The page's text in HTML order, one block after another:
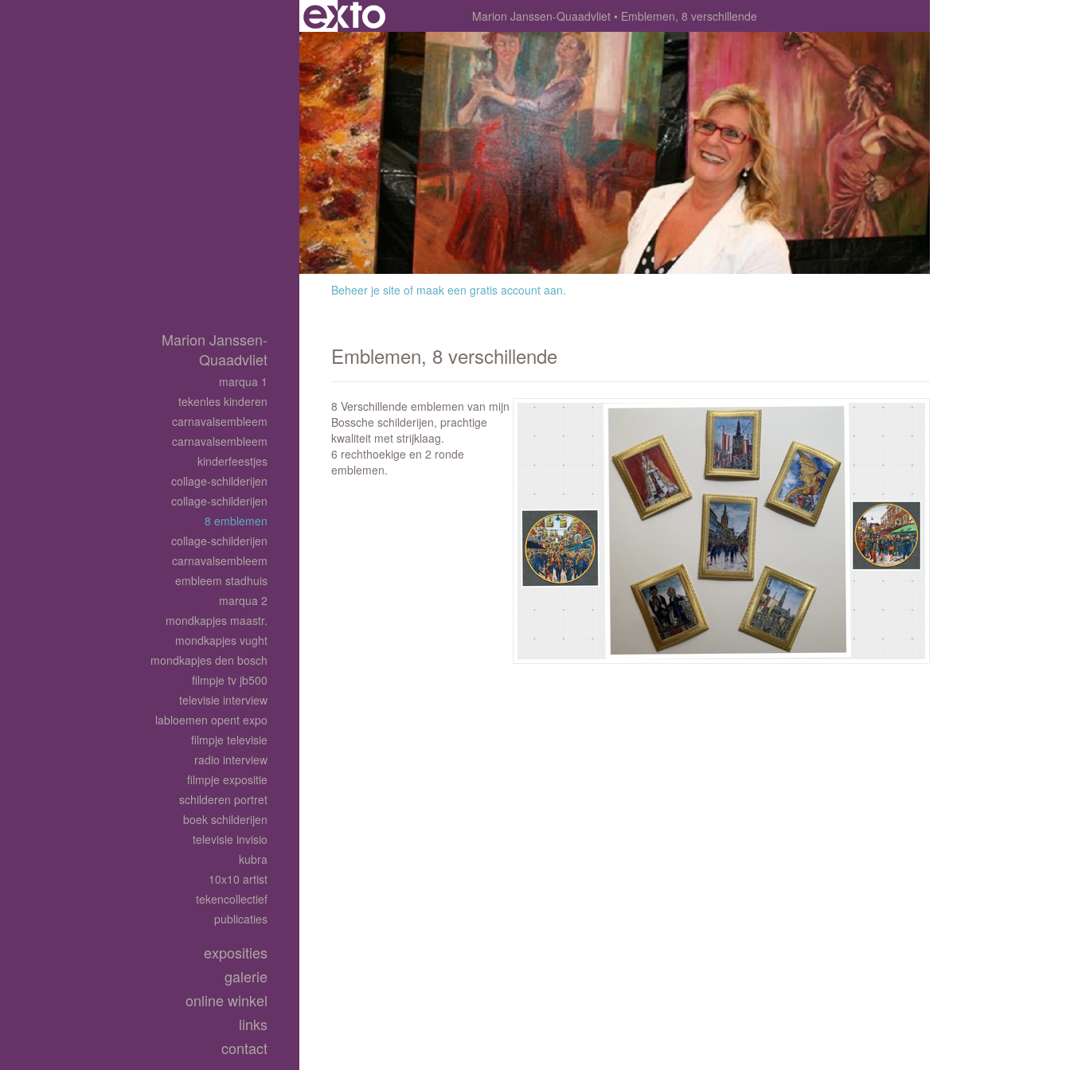
Marion Janssen-Quaadvliet Emblemen, 8 verschillende
Beheer je site of maak een gratis account aan.
Emblemen, 8 verschillende
8 Verschillende emblemen van mijn
Bossche schilderijen, prachtige
kwaliteit met strijklaag.
6 rechthoekige en 2 ronde
emblemen.
Marion Janssen-
Quaadvliet
marqua 1
tekenles kinderen
carnavalsembleem
carnavalsembleem
kinderfeestjes
collage-schilderijen
collage-schilderijen
8 emblemen
collage-schilderijen
carnavalsembleem
embleem stadhuis
marqua 2
mondkapjes maastr.
mondkapjes vught
mondkapjes den bosch
filmpje tv jb500
televisie interview
labloemen opent expo
filmpje televisie
radio interview
filmpje expositie
schilderen portret
boek schilderijen
televisie invisio
kubra
10x10 artist
tekencollectief
publicaties
exposities
galerie
online winkel
links
contact